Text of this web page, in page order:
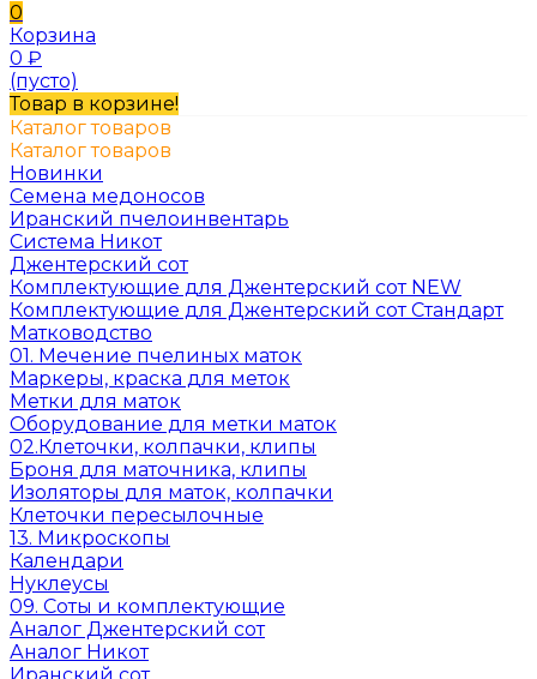
0
Корзина
0 ₽
(пусто)
Товар в корзине!
Каталог товаров
Каталог товаров
Новинки
Семена медоносов
Иранский пчелоинвентарь
Система Никот
Джентерский сот
Комплектующие для Джентерский сот NEW
Комплектующие для Джентерский сот Стандарт
Матководство
01. Мечение пчелиных маток
Маркеры, краска для меток
Метки для маток
Оборудование для метки маток
02.Клеточки, колпачки, клипы
Броня для маточника, клипы
Изоляторы для маток, колпачки
Клеточки пересылочные
13. Микроскопы
Календари
Нуклеусы
09. Соты и комплектующие
Аналог Джентерский сот
Аналог Никот